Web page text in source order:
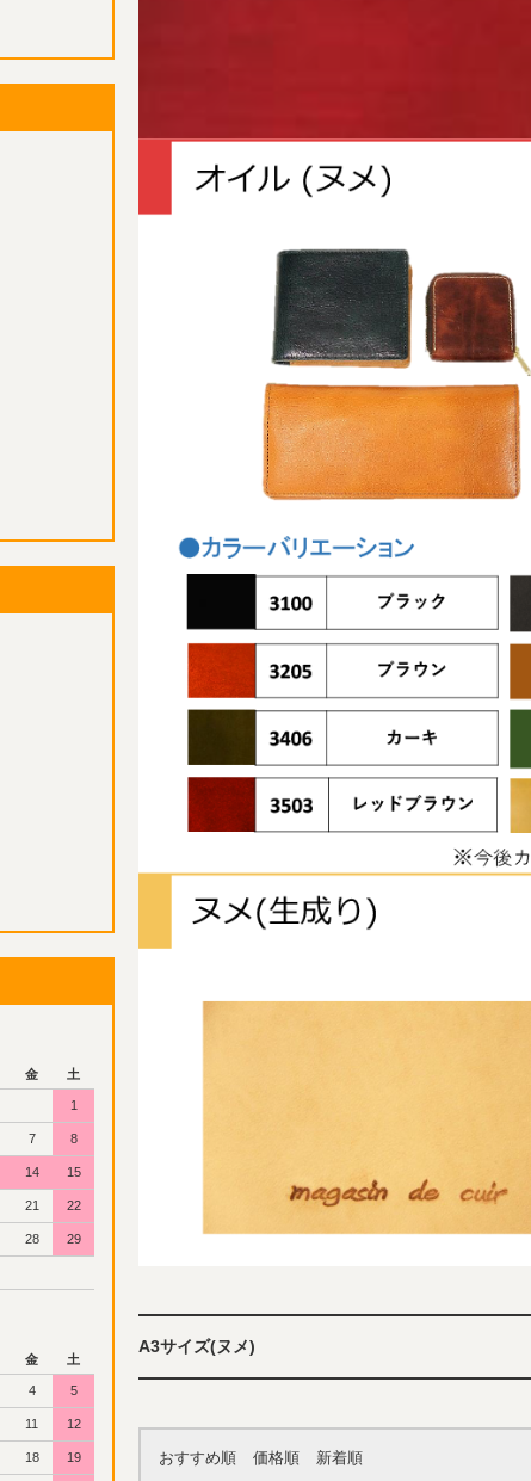
A3サイズ(ヌメ)
おすすめ順 価格順 新着順
金 土
1
7 8
14 15
21 22
28 29
金 土
4 5
11 12
18 19